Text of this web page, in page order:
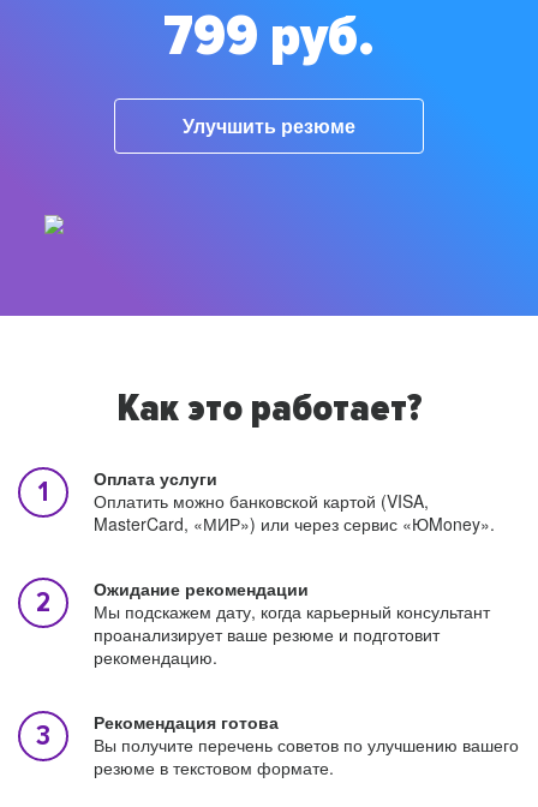
799 руб.
Улучшить резюме
Как это работает?
Оплата услуги
Оплатить можно банковской картой (VISA,
MasterCard, «МИР») или через сервис «ЮMoney».
Ожидание рекомендации
Мы подскажем дату, когда карьерный консультант
проанализирует ваше резюме и подготовит
рекомендацию.
Рекомендация готова
Вы получите перечень советов по улучшению вашего
резюме в текстовом формате.